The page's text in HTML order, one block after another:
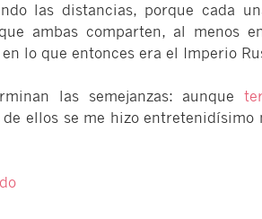
las distancias, porque cada
ambas comparten, al menos
lo que entonces era el Imperio
las semejanzas: aunque
ellos se me hizo
«La